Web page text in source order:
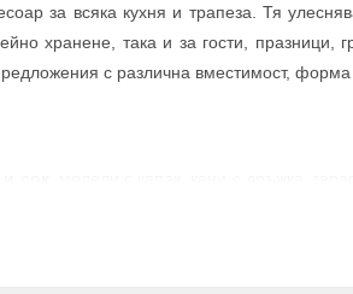
за всяка кухня и трапеза. Тя
хранене, така и за гости, празници,
с различна вместимост, форма
лимонада, фреш, студен чай,